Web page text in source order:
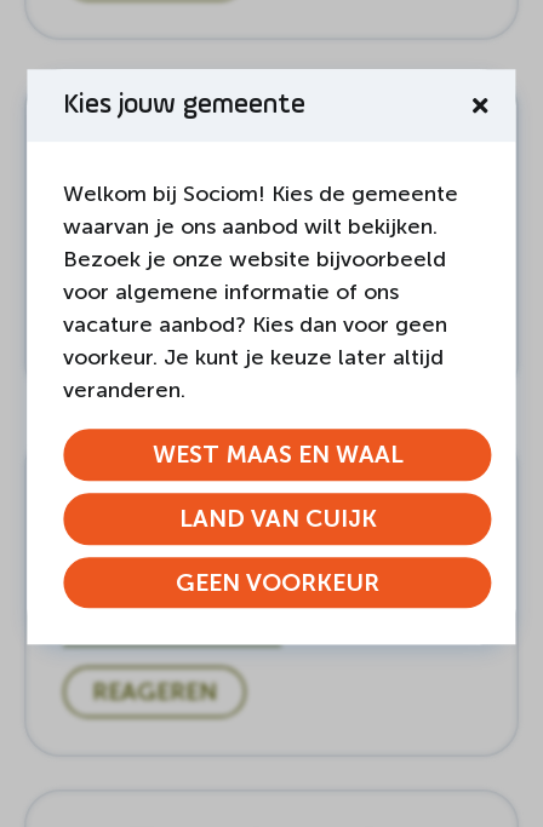
Samen een spelletje en een
Grave Vrijwilligerswerk
MEER INFORMATIE
REAGEREN
Gezellig maatje gezocht voor
wandelen en meer
Vrijwilligerswerk
REAGEREN
Kies jouw gemeente
Welkom bij Sociom! Kies de gemeente
waarvan je ons aanbod wilt bekijken.
Bezoek je onze website bijvoorbeeld
voor algemene informatie of ons
vacature aanbod? Kies dan voor geen
voorkeur. Je kunt je keuze later altijd
veranderen.
WEST MAAS EN WAAL
LAND VAN CUIJK
GEEN VOORKEUR